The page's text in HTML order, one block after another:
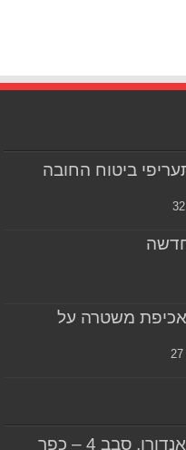
2019 – תעריפי ביטוח החובה
32
משטרה על
27
אליפות ישראל באנדורו, סבב 4 – כפר